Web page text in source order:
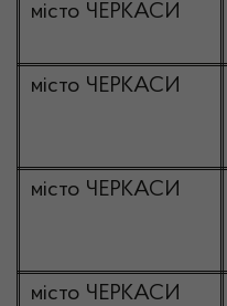
місто ЧЕРКАСИ
місто ЧЕРКАСИ
місто ЧЕРКАСИ
місто ЧЕРКАСИ